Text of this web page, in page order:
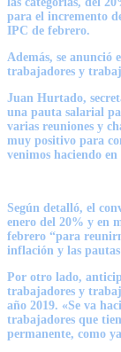
para el incremento
IPC de febrero.
Además, se anunció
trabajadores y
Juan Hurtado,
una pauta salarial
varias reuniones y
muy positivo para
venimos haciendo
Según detalló, el
enero del 20% y en
febrero “para
inflación y las
Por otro lado,
trabajadores y
año 2019. «Se va
trabajadores que
permanente, como